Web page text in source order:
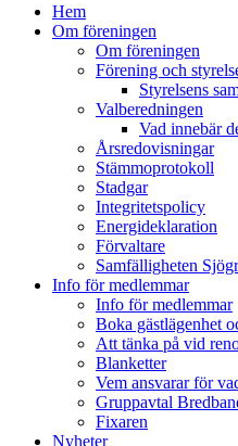
Hem
Om föreningen
Om föreningen
Förening och
Styrelsens
Valberedningen
Vad innebär
Årsredovisningar
Stämmoprotokoll
Stadgar
Integritetspolicy
Energideklaration
Förvaltare
Samfälligheten
Info för medlemmar
Info för medlemmar
Boka gästlägenhet
Att tänka på vid
Blanketter
Vem ansvarar för
Gruppavtal
Fixaren
Nyheter